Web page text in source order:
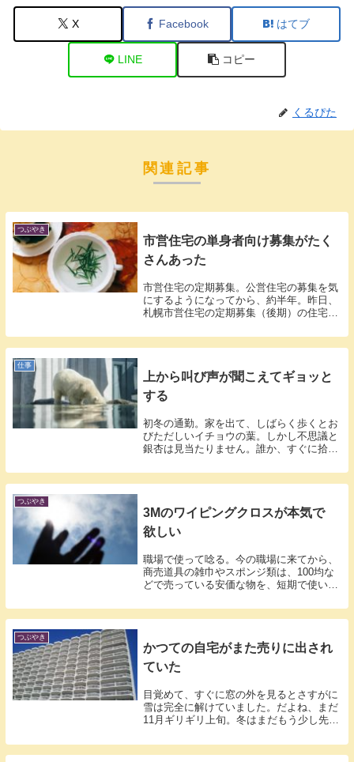
X Facebook はてブ
LINE コピー
くるぴた
関連記事
つぶやき
市営住宅の単身者向け募集がたく
さんあった
市営住宅の定期募集。公営住宅の募集を気
にするようになってから、約半年。昨日、
札幌市営住宅の定期募集（後期）の住宅の
仕事
上から叫び声が聞こえてギョッと
する
初冬の通勤。家を出て、しばらく歩くとお
びただしいイチョウの葉。しかし不思議と
銀杏は見当たりません。誰か、すぐに拾っ
つぶやき
3Mのワイピングクロスが本気で
欲しい
職場で使って唸る。今の職場に来てから、
商売道具の雑巾やスポンジ類は、100均な
どで売っている安価な物を、短期で使い潰
つぶやき
かつての自宅がまた売りに出され
ていた
目覚めて、すぐに窓の外を見るとさすがに
雪は完全に解けていました。だよね、まだ
11月ギリギリ上旬。冬はまだもう少し先。